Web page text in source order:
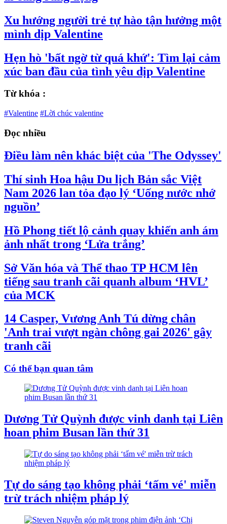
Xu hướng người trẻ tự hào tận hưởng một
mình dịp Valentine
Hẹn hò 'bất ngờ từ quá khứ': Tìm lại cảm
xúc ban đầu của tình yêu dịp Valentine
Từ khóa :
#Valentine #Lời chúc valentine
Đọc nhiều
Điều làm nên khác biệt của 'The Odyssey'
Thí sinh Hoa hậu Du lịch Bản sắc Việt
Nam 2026 lan tỏa đạo lý ‘Uống nước nhớ
nguồn’
Hồ Phong tiết lộ cảnh quay khiến anh ám
ảnh nhất trong ‘Lửa trắng’
Sở Văn hóa và Thể thao TP HCM lên
tiếng sau tranh cãi quanh album ‘HVL’
của MCK
14 Casper, Vương Anh Tú dừng chân
'Anh trai vượt ngàn chông gai 2026' gây
tranh cãi
Có thể bạn quan tâm
Dương Tử Quỳnh được vinh danh tại Liên
hoan phim Busan lần thứ 31
Tự do sáng tạo không phải ‘tấm vé' miễn
trừ trách nhiệm pháp lý